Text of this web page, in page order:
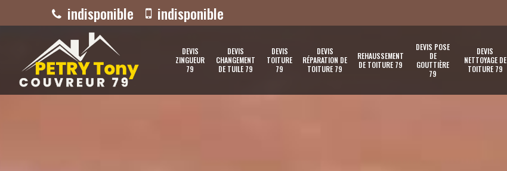
indisponible indisponible
DEVIS
ZINGUEUR
79
DEVIS
CHANGEMENT
DE TUILE 79
DEVIS
TOITURE
79
DEVIS
RÉPARATION DE
TOITURE 79
REHAUSSEMENT
DE TOITURE 79
DEVIS POSE
DE
GOUTTIÈRE
79
DEVIS
NETTOYAGE DE
TOITURE 79